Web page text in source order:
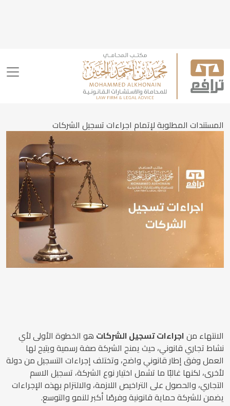
المستندات المطلوبة لإتمام اجراءات تسجيل الشركات
الانتهاء مناجراءات تسجيل الشركات هو الخطوة الأولى لأي
نشاط تجاري قانوني، حيث يمنح الشركة صفة رسمية ويتيح لها
العمل وفق إطار قانوني واضح، وتختلف إجراءات التسجيل من دولة
لأخرى، لكنها غالبًا ما تشمل اختيار نوع الشركة، تسجيل الاسم
التجاري، والحصول على التراخيص اللازمة، والالتزام بهذه الإجراءات
يضمن للشركة حماية قانونية وفرصًا أكبر للنمو والتوسع.